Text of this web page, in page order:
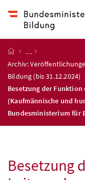
Startseite
…
Archiv:
Bildung (bis 31.12.2024)
Besetzung der
(Kaufmännische und
Bundesministerium für
Besetzung